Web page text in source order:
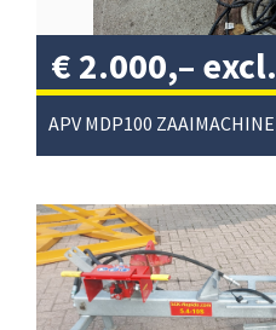
APV MDP100 ZAAIMACHINE
€ 2.000,– excl.
btw/